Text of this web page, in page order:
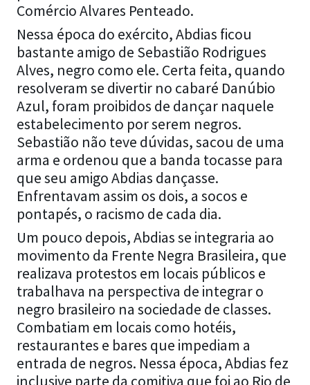
Comércio Alvares Penteado.
Nessa época do exército, Abdias ficou
bastante amigo de Sebastião Rodrigues
Alves, negro como ele. Certa feita, quando
resolveram se divertir no cabaré Danúbio
Azul, foram proibidos de dançar naquele
estabelecimento por serem negros.
Sebastião não teve dúvidas, sacou de uma
arma e ordenou que a banda tocasse para
que seu amigo Abdias dançasse.
Enfrentavam assim os dois, a socos e
pontapés, o racismo de cada dia.
Um pouco depois, Abdias se integraria ao
movimento da Frente Negra Brasileira, que
realizava protestos em locais públicos e
trabalhava na perspectiva de integrar o
negro brasileiro na sociedade de classes.
Combatiam em locais como hotéis,
restaurantes e bares que impediam a
entrada de negros. Nessa época, Abdias fez
inclusive parte da comitiva que foi ao Rio de